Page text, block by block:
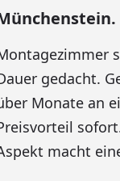
gedacht.
Monate an
macht